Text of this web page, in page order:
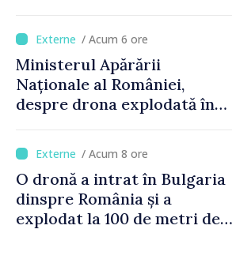
orășenesc a aprobat decizia
finală
/ Acum 6 ore
Ministerul Apărării
Naționale al României,
despre drona explodată în
nu au detectat niciun
vehicul aerian”
/ Acum 8 ore
O dronă a intrat în Bulgaria
dinspre România și a
explodat la 100 de metri de